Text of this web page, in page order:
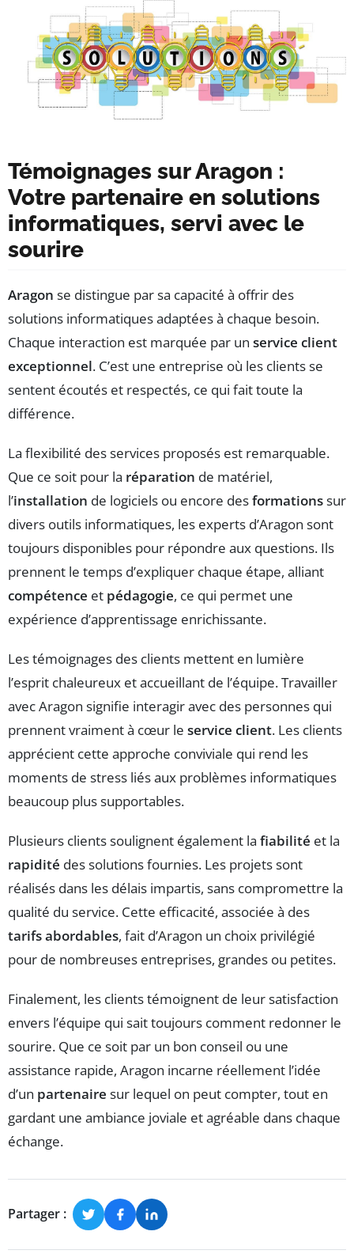
Témoignages sur Aragon :
Votre partenaire en solutions
informatiques, servi avec le
sourire
Aragon se distingue par sa capacité à offrir des
solutions informatiques adaptées à chaque besoin.
Chaque interaction est marquée par un service client
exceptionnel. C’est une entreprise où les clients se
sentent écoutés et respectés, ce qui fait toute la
différence.
La flexibilité des services proposés est remarquable.
Que ce soit pour la réparation de matériel,
l’installation de logiciels ou encore desformationssur
divers outils informatiques, les experts d’Aragon sont
toujours disponibles pour répondre aux questions. Ils
prennent le temps d’expliquer chaque étape, alliant
compétence et pédagogie, ce qui permet une
expérience d’apprentissage enrichissante.
Les témoignages des clients mettent en lumière
l’esprit chaleureux et accueillant de l’équipe. Travailler
avec Aragon signifie interagir avec des personnes qui
prennent vraiment à cœur le service client. Les clients
apprécient cette approche conviviale qui rend les
moments de stress liés aux problèmes informatiques
beaucoup plus supportables.
Plusieurs clients soulignent également la fiabilité et la
rapidité des solutions fournies. Les projets sont
réalisés dans les délais impartis, sans compromettre la
qualité du service. Cette efficacité, associée à des
tarifs abordables, fait d’Aragon un choix privilégié
pour de nombreuses entreprises, grandes ou petites.
Finalement, les clients témoignent de leur satisfaction
envers l’équipe qui sait toujours comment redonner le
sourire. Que ce soit par un bon conseil ou une
assistance rapide, Aragon incarne réellement l’idée
d’un partenaire sur lequel on peut compter, tout en
gardant une ambiance joviale et agréable dans chaque
échange.
Partager :